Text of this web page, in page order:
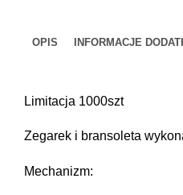
NM9050C-
OPIS INFORMACJE
Limitacja 1000szt
Zegarek i bransoleta
Mechanizm: